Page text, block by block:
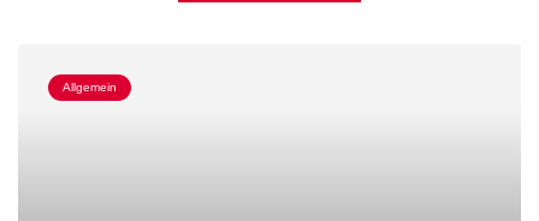
Allgemein